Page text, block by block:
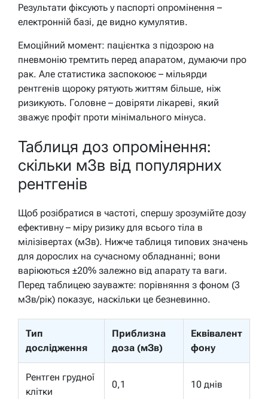
Результати фіксують у паспорті опромінення –
електронній базі, де видно кумулятив.
Емоційний момент: пацієнтка з підозрою на
пневмонію тремтить перед апаратом, думаючи про
рак. Але статистика заспокоює – мільярди
рентгенів щороку рятують життям більше, ніж
ризикують. Головне – довіряти лікареві, який
зважує профіт проти мінімального мінуса.
Таблиця доз опромінення:
скільки мЗв від популярних
рентгенів
Щоб розібратися в частоті, спершу зрозумійте дозу
ефективну – міру ризику для всього тіла в
мілізівертах (мЗв). Нижче таблиця типових значень
для дорослих на сучасному обладнанні; вони
варіюються ±20% залежно від апарату та ваги.
Перед таблицею зауважте: порівняння з фоном (3
мЗв/рік) показує, наскільки це безневинно.
Тип
дослідження
Приблизна
доза (мЗв)
Еквівалент
фону
Рентген грудної
клітки
0,1 10 днів